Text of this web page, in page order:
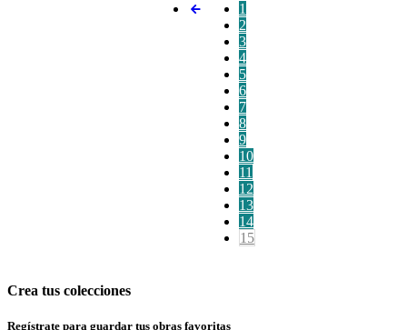
1
2
3
4
5
6
7
8
9
10
11
12
13
14
15
Crea tus colecciones
Regístrate para guardar tus obras favoritas